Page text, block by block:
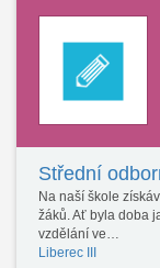
Střední
Na naší škole
žáků. Ať byla doba
vzdělání ve…
Liberec III